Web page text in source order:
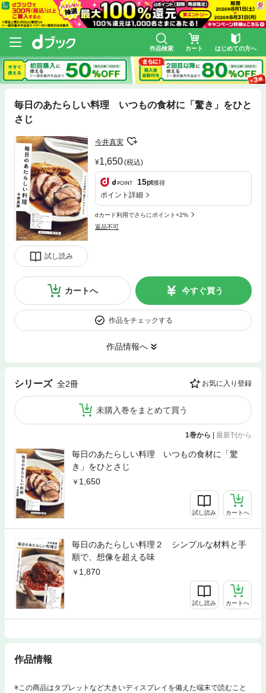
作品検索 カート はじめての方へ
毎日のあたらしい料理 いつもの食材に「驚き」をひと
さじ
試し読み
今井真実
1,650(税込)
15pt獲得
ポイント詳細
dカード利用でさらにポイント+2%
返品不可
カートへ 今すぐ買う
作品をチェックする
作品情報へ
シリーズ 全2冊 お気に入り登録
未購入巻をまとめて買う
1巻から | 最新刊から
毎日のあたらしい料理 いつもの食材に「驚
き」をひとさじ
1,650
試し読み カートへ
毎日のあたらしい料理２ シンプルな材料と手
順で、想像を超える味
1,870
試し読み カートへ
作品情報
※この商品はタブレットなど大きいディスプレイを備えた端末で読むこと